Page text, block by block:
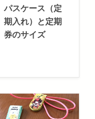
パスケース（定
期入れ）と定期
券のサイズ